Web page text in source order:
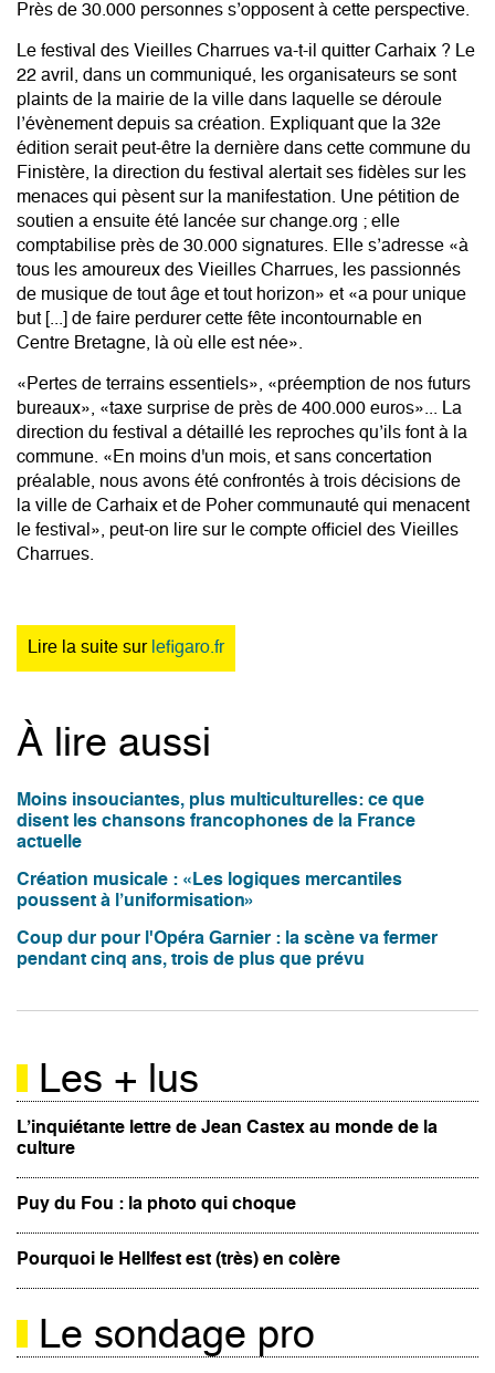
Près de 30.000 personnes s’opposent à cette perspective.
Le festival des Vieilles Charrues va-t-il quitter Carhaix ? Le
22 avril, dans un communiqué, les organisateurs se sont
plaints de la mairie de la ville dans laquelle se déroule
l’évènement depuis sa création. Expliquant que la 32e
édition serait peut-être la dernière dans cette commune du
Finistère, la direction du festival alertait ses fidèles sur les
menaces qui pèsent sur la manifestation. Une pétition de
soutien a ensuite été lancée sur change.org ; elle
comptabilise près de 30.000 signatures. Elle s’adresse «à
tous les amoureux des Vieilles Charrues, les passionnés
de musique de tout âge et tout horizon» et «a pour unique
but [...] de faire perdurer cette fête incontournable en
Centre Bretagne, là où elle est née».
«Pertes de terrains essentiels», «préemption de nos futurs
bureaux», «taxe surprise de près de 400.000 euros»... La
direction du festival a détaillé les reproches qu’ils font à la
commune. «En moins d'un mois, et sans concertation
préalable, nous avons été confrontés à trois décisions de
la ville de Carhaix et de Poher communauté qui menacent
le festival», peut-on lire sur le compte officiel des Vieilles
Charrues.
Lire la suite sur lefigaro.fr
À lire aussi
Moins insouciantes, plus multiculturelles: ce que
disent les chansons francophones de la France
actuelle
Création musicale : «Les logiques mercantiles
poussent à l’uniformisation»
Coup dur pour l'Opéra Garnier : la scène va fermer
pendant cinq ans, trois de plus que prévu
Les + lus
L’inquiétante lettre de Jean Castex au monde de la
culture
Puy du Fou : la photo qui choque
Pourquoi le Hellfest est (très) en colère
Le sondage pro